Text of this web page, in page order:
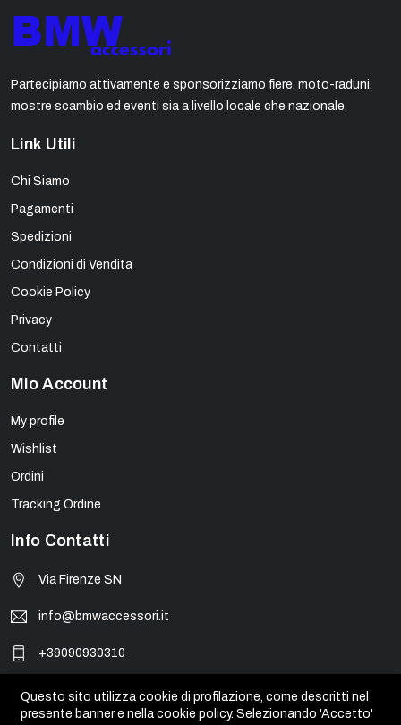
Partecipiamo attivamente e sponsorizziamo fiere, moto-raduni,
mostre scambio ed eventi sia a livello locale che nazionale.
Link Utili
Chi Siamo
Pagamenti
Spedizioni
Condizioni di Vendita
Cookie Policy
Privacy
Contatti
Mio Account
My profile
Wishlist
Ordini
Tracking Ordine
Info Contatti
Via Firenze SN
info@bmwaccessori.it
+39090930310
© BMW Accessori - PIVA 01931450835. Tutti i marchi, loghi e
Questo sito utilizza cookie di profilazione, come descritti nel
presente banner e nella cookie policy. Selezionando 'Accetto'